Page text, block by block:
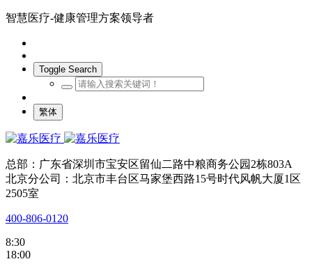
智慧医疗-健康管理方案领导者
Toggle Search
繁体
总部：广东省深圳市宝安区留仙二路中粮商务公园2栋803A
北京分公司：北京市丰台区马家堡西路15号时代风帆大厦1区
2505室
400-806-0120
8:30
18:00